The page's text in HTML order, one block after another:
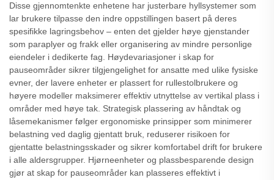
Disse gjennomtenkte enhetene har justerbare hyllsystemer som
lar brukere tilpasse den indre oppstillingen basert på deres
spesifikke lagringsbehov – enten det gjelder høye gjenstander
som paraplyer og frakk eller organisering av mindre personlige
eiendeler i dedikerte fag. Høydevariasjoner i skap for
pauseområder sikrer tilgjengelighet for ansatte med ulike fysiske
evner, der lavere enheter er plassert for rullestolbrukere og
høyere modeller maksimerer effektiv utnyttelse av vertikal plass i
områder med høye tak. Strategisk plassering av håndtak og
låsemekanismer følger ergonomiske prinsipper som minimerer
belastning ved daglig gjentatt bruk, reduserer risikoen for
gjentatte belastningsskader og sikrer komfortabel drift for brukere
i alle aldersgrupper. Hjørneenheter og plassbesparende design
gjør at skap for pauseområder kan plasseres effektivt i